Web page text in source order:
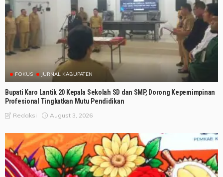
FOKUS JURNAL KABUPATEN
Bupati Karo Lantik 20 Kepala Sekolah SD dan SMP, Dorong Kepemimpinan
Profesional Tingkatkan Mutu Pendidikan
Redaksi August 3, 2026